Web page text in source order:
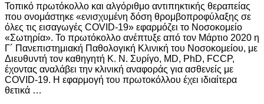
Τοπικό πρωτόκολλο και αλγόριθμο αντιπηκτικής θεραπείας
που ονομάστηκε «ενισχυμένη δόση θρομβοπροφύλαξης σε
όλες τις εισαγωγές COVID-19» εφαρμόζει το Νοσοκομείο
«Σωτηρία». Το πρωτόκολλο ανέπτυξε από τον Μάρτιο 2020 η
Γ´ Πανεπιστημιακή Παθολογική Κλινική του Νοσοκομείου, με
Διευθυντή τον καθηγητή Κ. Ν. Συρίγο, MD, PhD, FCCP,
έχοντας αναλάβει την κλινική αναφοράς για ασθενείς με
COVID-19. Η εφαρμογή του πρωτοκόλλου έχει ιδιαίτερα
θετικά …